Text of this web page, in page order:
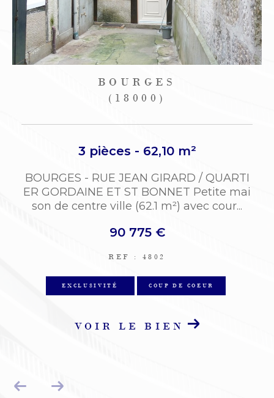
BOURGES
(18000)
3 pièces - 62,10 m²
BOURGES - RUE JEAN GIRARD / QUARTI
ER GORDAINE ET ST BONNET Petite mai
son de centre ville (62.1 m²) avec cour...
90 775 €
REF : 4802
EXCLUSIVITÉ COUP DE COEUR
VOIR LE BIEN